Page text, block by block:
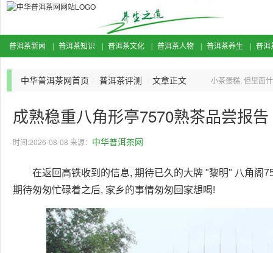
普洱茶新闻 普洱茶知识 普洱茶文化 普洱茶人物 普洱茶养生 普洱
中华普洱茶网首页 普洱茶评测 文章正文
小茶蛋糕, 但里面
成熟稳重八角形亭7570熟茶品尝报告
时间:2026-08-08 来源： 中华普洱茶网
在返回高铁收到的信息, 期待已久的大牌 "黎明" 八角阁
期待匆匆忙碌着之后, 家乡的事情匆匆回家想喝!